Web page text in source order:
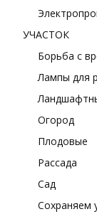
УЧАСТОК
Борьба с
Лампы для
Огород
Плодовые
Рассада
Сад
Сохраняем